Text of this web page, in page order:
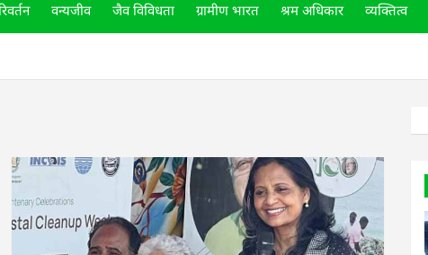
वन्यजीव जैव विविधता ग्रामीण भारत श्रम अधिकार व्यक्तित्व